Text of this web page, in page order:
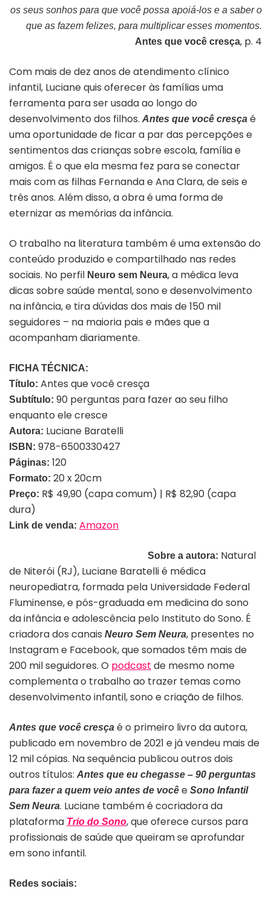
os seus sonhos para que você possa apoiá-los e a saber o
que as fazem felizes, para multiplicar esses momentos.
Antes que você cresça, p. 4
Com mais de dez anos de atendimento clínico
infantil, Luciane quis oferecer às famílias uma
ferramenta para ser usada ao longo do
desenvolvimento dos filhos. Antes que você cresça é
uma oportunidade de ficar a par das percepções e
sentimentos das crianças sobre escola, família e
amigos. É o que ela mesma fez para se conectar
mais com as filhas Fernanda e Ana Clara, de seis e
três anos. Além disso, a obra é uma forma de
eternizar as memórias da infância.
O trabalho na literatura também é uma extensão do
conteúdo produzido e compartilhado nas redes
sociais. No perfil Neuro sem Neura, a médica leva
dicas sobre saúde mental, sono e desenvolvimento
na infância, e tira dúvidas dos mais de 150 mil
seguidores – na maioria pais e mães que a
acompanham diariamente.
FICHA TÉCNICA:
Título: Antes que você cresça
Subtítulo: 90 perguntas para fazer ao seu filho
enquanto ele cresce
Autora: Luciane Baratelli
ISBN: 978-6500330427
Páginas: 120
Formato: 20 x 20cm
Preço: R$ 49,90 (capa comum) | R$ 82,90 (capa
dura)
Link de venda: Amazon
Sobre a autora: Natural
de Niterói (RJ), Luciane Baratelli é médica
neuropediatra, formada pela Universidade Federal
Fluminense, e pós-graduada em medicina do sono
da infância e adolescência pelo Instituto do Sono. É
criadora dos canais Neuro Sem Neura, presentes no
Instagram e Facebook, que somados têm mais de
200 mil seguidores. O podcast de mesmo nome
complementa o trabalho ao trazer temas como
desenvolvimento infantil, sono e criação de filhos.
Antes que você cresça é o primeiro livro da autora,
publicado em novembro de 2021 e já vendeu mais de
12 mil cópias. Na sequência publicou outros dois
outros títulos: Antes que eu chegasse – 90 perguntas
para fazer a quem veio antes de você e Sono Infantil
Sem Neura. Luciane também é cocriadora da
plataforma Trio do Sono, que oferece cursos para
profissionais de saúde que queiram se aprofundar
em sono infantil.
Redes sociais: